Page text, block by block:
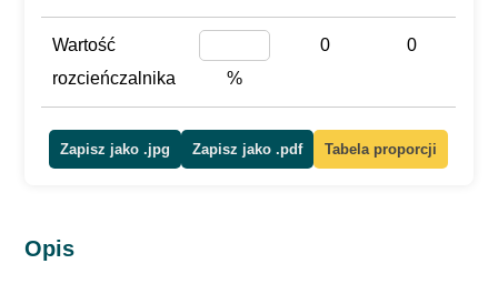
Wartość
rozcieńczalnika
%
0 0
Zapisz jako .jpg Zapisz jako .pdf Tabela proporcji
Opis